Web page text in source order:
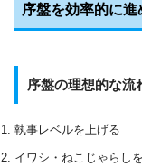
序盤を効率的に進
序盤の理想的な流
執事レベルを上げる
イワシ・ねこじゃらし